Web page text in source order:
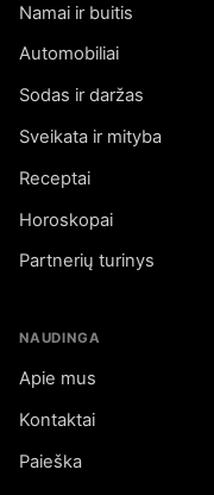
Namai ir buitis
Automobiliai
Sodas ir daržas
Sveikata ir mityba
Receptai
Horoskopai
Partnerių turinys
NAUDINGA
Apie mus
Kontaktai
Paieška